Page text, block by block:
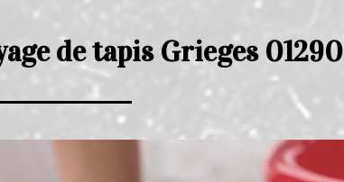
de tapis Grieges 01290